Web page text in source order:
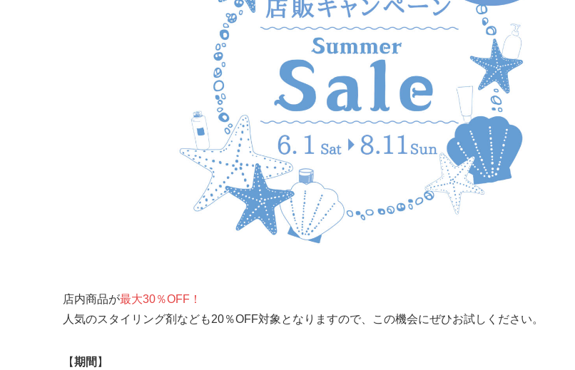
店内商品が最大30％OFF！
人気のスタイリング剤なども20％OFF対象となりますので、この機会にぜひお試しください。
【期間 】